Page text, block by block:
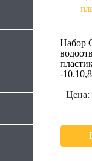
Набор
-
Цена: